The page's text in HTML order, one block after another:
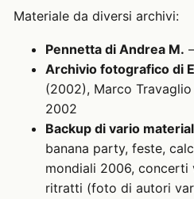
Materiale da diversi archivi:
Pennetta di Andrea M.
Archivio fotografico di
(2002), Marco
2002
Backup di vario
banana party, feste,
mondiali 2006,
ritratti (foto di autori